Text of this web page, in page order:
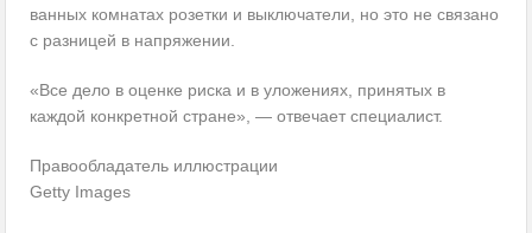
ванных комнатах розетки и выключатели, но это не связано
с разницей в напряжении.
«Все дело в оценке риска и в уложениях, принятых в
каждой конкретной стране», — отвечает специалист.
Правообладатель иллюстрации
Getty Images